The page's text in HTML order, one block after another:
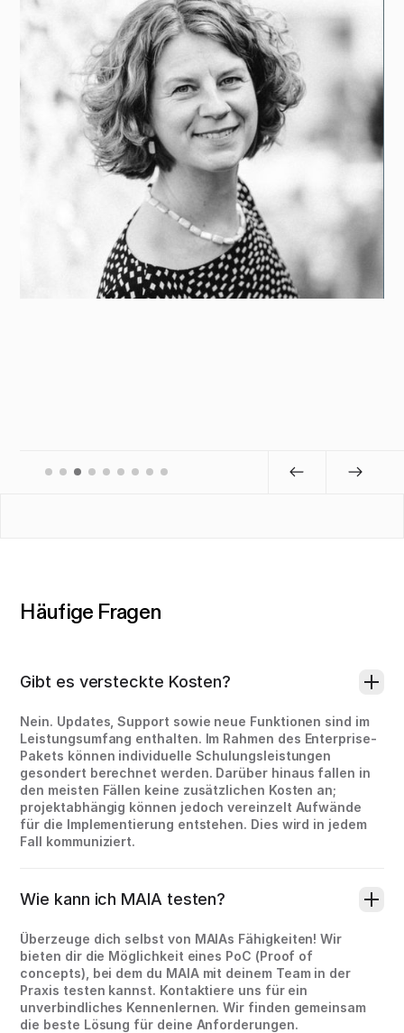
Häufige Fragen
Gibt es versteckte Kosten?
Nein. Updates, Support sowie neue Funktionen sind im
Leistungsumfang enthalten. Im Rahmen des Enterprise-
Pakets können individuelle Schulungsleistungen
gesondert berechnet werden. Darüber hinaus fallen in
den meisten Fällen keine zusätzlichen Kosten an;
projektabhängig können jedoch vereinzelt Aufwände
für die Implementierung entstehen. Dies wird in jedem
Fall kommuniziert.
Wie kann ich MAIA testen?
Überzeuge dich selbst von MAIAs Fähigkeiten! Wir
bieten dir die Möglichkeit eines PoC (Proof of
concepts), bei dem du MAIA mit deinem Team in der
Praxis testen kannst. Kontaktiere uns für ein
unverbindliches Kennenlernen. Wir finden gemeinsam
die beste Lösung für deine Anforderungen.